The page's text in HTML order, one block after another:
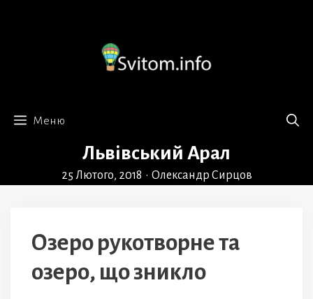
Меню
Львівський Арал
25 Лютого, 2018 • Олександр Сирцов
Озеро рукотворне та
озеро, що зникло